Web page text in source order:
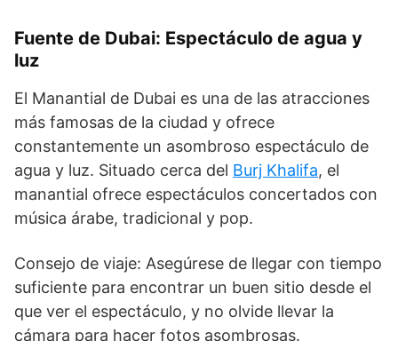
Fuente de Dubai: Espectáculo de agua y
luz
El Manantial de Dubai es una de las atracciones
más famosas de la ciudad y ofrece
constantemente un asombroso espectáculo de
agua y luz. Situado cerca del Burj Khalifa, el
manantial ofrece espectáculos concertados con
música árabe, tradicional y pop.
Consejo de viaje: Asegúrese de llegar con tiempo
suficiente para encontrar un buen sitio desde el
que ver el espectáculo, y no olvide llevar la
cámara para hacer fotos asombrosas.